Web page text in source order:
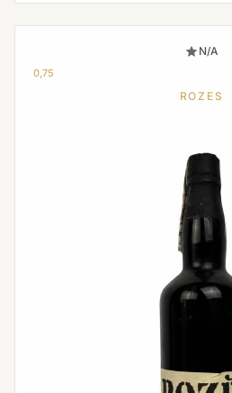
N/A
0,75
ROZES